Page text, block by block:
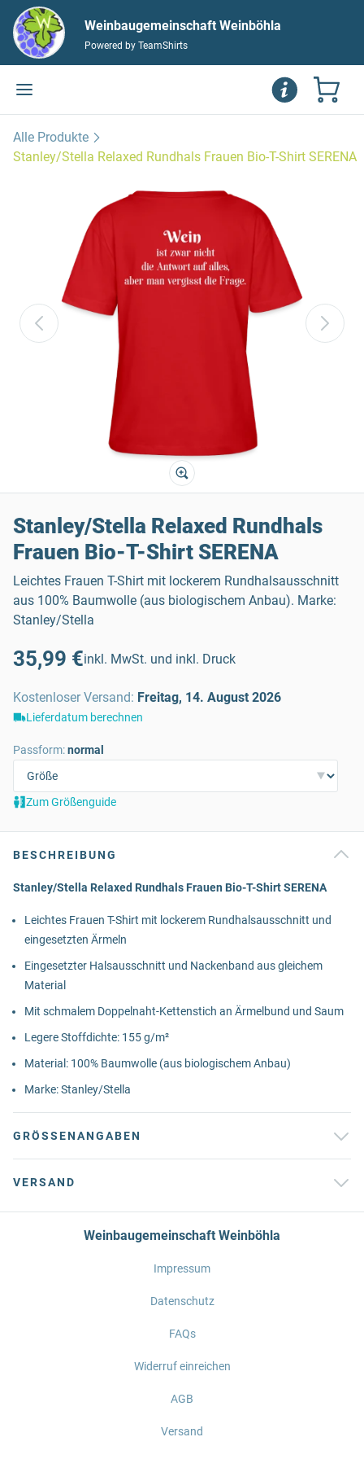
Weinbaugemeinschaft Weinböhla
Powered by TeamShirts
Alle Produkte
Stanley/Stella Relaxed Rundhals Frauen Bio-T-Shirt SERENA
Stanley/Stella Relaxed Rundhals
Frauen Bio-T-Shirt SERENA
Leichtes Frauen T-Shirt mit lockerem Rundhalsausschnitt
aus 100% Baumwolle (aus biologischem Anbau). Marke:
Stanley/Stella
35,99 €inkl. MwSt. und inkl. Druck
Kostenloser Versand: Freitag, 14. August 2026
Lieferdatum berechnen
Passform:normal
Zum Größenguide
BESCHREIBUNG
Stanley/Stella Relaxed Rundhals Frauen Bio-T-Shirt SERENA
Leichtes Frauen T-Shirt mit lockerem Rundhalsausschnitt und
eingesetzten Ärmeln
Eingesetzter Halsausschnitt und Nackenband aus gleichem
Material
Mit schmalem Doppelnaht-Kettenstich an Ärmelbund und Saum
Legere Stoffdichte: 155 g/m²
Material: 100% Baumwolle (aus biologischem Anbau)
Marke: Stanley/Stella
GRÖSSENANGABEN
VERSAND
Weinbaugemeinschaft Weinböhla
Impressum
Datenschutz
FAQs
Widerruf einreichen
AGB
Versand